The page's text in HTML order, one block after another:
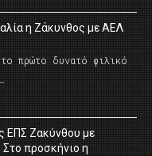
η Ζάκυνθος με ΑΕΛ
πρώτο δυνατό φιλικό
ΕΠΣ Ζακύνθου με
προσκήνιο η